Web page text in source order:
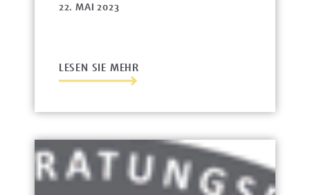
22. MAI 2023
LESEN SIE MEHR